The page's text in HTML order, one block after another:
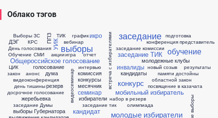
Облако тэгов
Выборы ЗС
ДЭГ
День голосования
КРС
Обучение
Общероссийское голосование
ППЗ
СМИ
ТИК
УИК
ЦИК
акции
анонс
вебинар
видеоконференция видеосеминар встреча с избирателями
выборы
выборы Губернатора
голосование
график
день тишины
досрочное голосование
дума
жеребьевка
закон
заседание
заседание Думы
заседание ТИК
заседание комиссии
заседание тик
игра
избиратели
икро
инвалиды
интервью
кандидат
кандидаты
комиссия
конкурс
конкурсы
конференция
месячник
мобильный избиратель
молодежные клубы
молодые избиратели
набор в резерв
новый созыв
областной закон
обучение
олимпиада
отчет
памяти достойны
подготовка
посвящение в казачата
представитель
резерв
результаты
семинар